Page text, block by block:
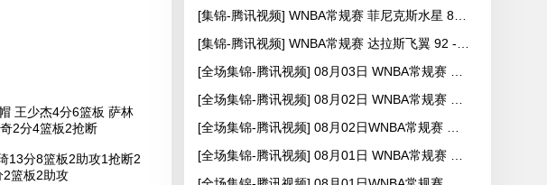
王少杰4分6篮板 萨林
2分4篮板2抢断
13分8篮板2助攻1抢断2
2篮板2助攻